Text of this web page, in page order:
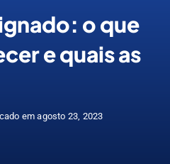
o que
e quais as
em agosto 23, 2023